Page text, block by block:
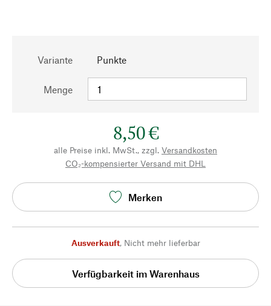
Variante Punkte
Menge
8,50 €
alle Preise inkl. MwSt., zzgl. Versandkosten
CO₂-kompensierter Versand mit DHL
Merken
Ausverkauft, Nicht mehr lieferbar
Verfügbarkeit im Warenhaus